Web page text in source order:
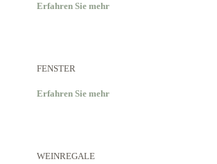
Erfahren Sie mehr
FENSTER
Erfahren Sie mehr
WEINREGALE